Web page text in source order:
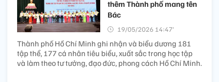
thêm Thành phố mang tên
Bác
19/05/2026 14:47’
Thành phố Hồ Chí Minh ghi nhận và biểu dương 181
tập thể, 177 cá nhân tiêu biểu, xuất sắc trong học tập
và làm theo tư tưởng, đạo đức, phong cách Hồ Chí Minh.